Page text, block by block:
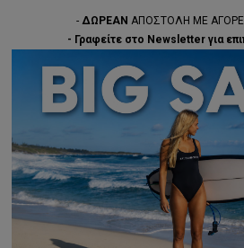
- ΔΩΡΕΑΝ ΑΠΟΣΤΟΛΗ ΜΕ
- Γραφείτε στο Newsletter για